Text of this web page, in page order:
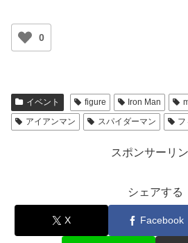
0
イベント figure Iron Man
アイアンマン
スパイダーマン フ
スポンサーリ
シェアする
X Facebook